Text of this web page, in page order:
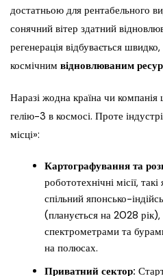
достатньою для рентабельного
сонячний вітер здатний
регенерація відбувається
космічним відновлюваним
Наразі жодна країна чи
гелію-3 в космосі. Проте
місці»:
Картографування та
робототехнічні місії,
спільний японсько-
(планується на 2028
спектрометрами та
на полюсах.
Приватний сектор: